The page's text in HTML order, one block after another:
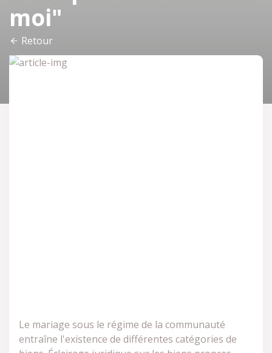
moi"
Retour
Le mariage sous le régime de la communauté
entraîne l'existence de différentes catégories de